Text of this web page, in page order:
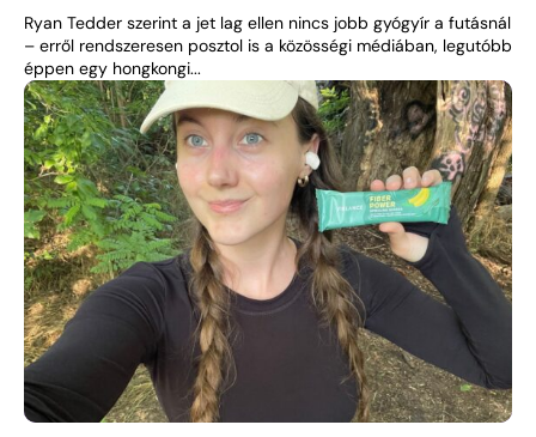
Ryan Tedder szerint a jet lag ellen nincs jobb gyógyír a futásnál
– erről rendszeresen posztol is a közösségi médiában, legutóbb
éppen egy hongkongi...